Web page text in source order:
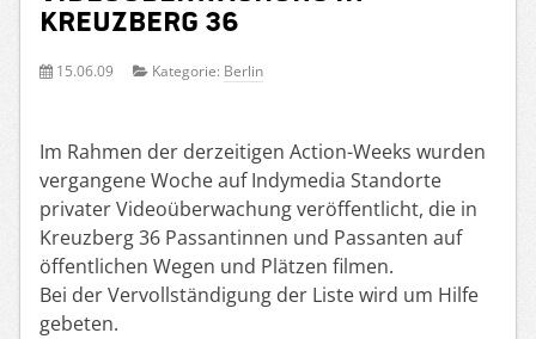
Kreuzberg 36
15.06.09 Kategorie: Berlin
Im Rahmen der derzeitigen Action-Weeks wurden
vergangene Woche auf Indymedia Standorte
privater Videoüberwachung veröffentlicht, die in
Kreuzberg 36 Passantinnen und Passanten auf
öffentlichen Wegen und Plätzen filmen.
Bei der Vervollständigung der Liste wird um Hilfe
gebeten.